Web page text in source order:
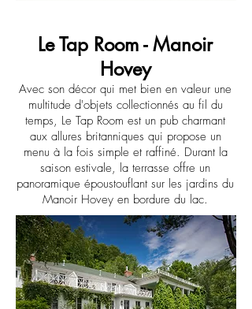
Le Tap Room - Manoir
Hovey
Avec son décor qui met bien en valeur une
multitude d'objets collectionnés au fil du
temps, Le Tap Room est un pub charmant
aux allures britanniques qui propose un
menu à la fois simple et raffiné. Durant la
saison estivale, la terrasse offre un
panoramique époustouflant sur les jardins du
Manoir Hovey en bordure du lac.